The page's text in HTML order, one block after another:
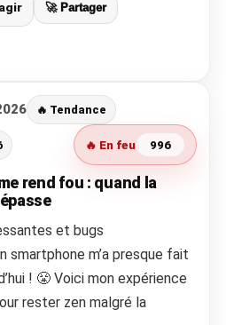
🚀 Partager
🔥 Tendance
🔥 En feu 996
rend fou : quand la
et bugs
smartphone m’a presque fait
! 😤 Voici mon expérience
rester zen malgré la